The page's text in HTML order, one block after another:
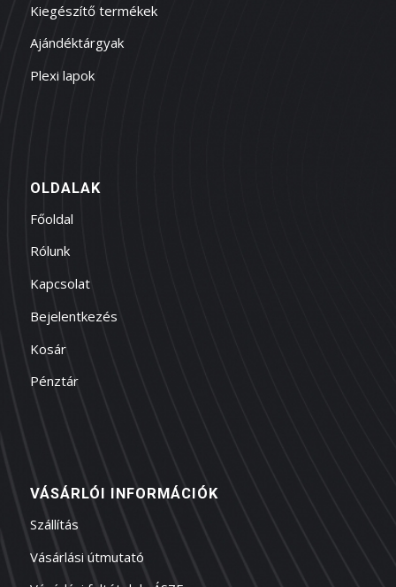
Kiegészítő termékek
Ajándéktárgyak
Plexi lapok
OLDALAK
Főoldal
Rólunk
Kapcsolat
Bejelentkezés
Kosár
Pénztár
VÁSÁRLÓI INFORMÁCIÓK
Szállítás
Vásárlási útmutató